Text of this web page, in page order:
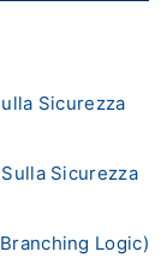
Sicurezza
Sicurezza
Logic)